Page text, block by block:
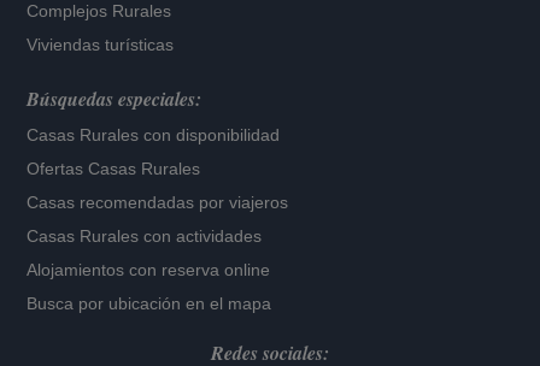
Complejos Rurales
Viviendas turísticas
Búsquedas especiales:
Casas Rurales con disponibilidad
Ofertas Casas Rurales
Casas recomendadas por viajeros
Casas Rurales con actividades
Alojamientos con reserva online
Busca por ubicación en el mapa
Redes sociales: